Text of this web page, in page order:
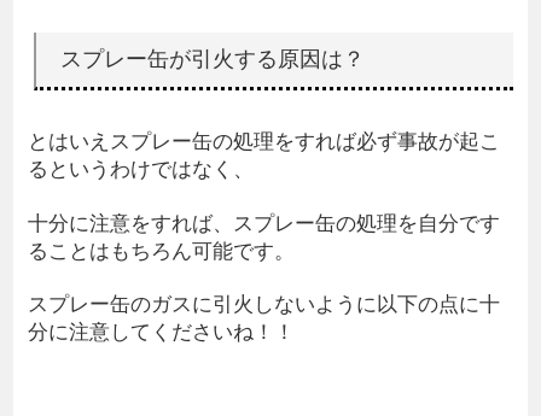
スプレー缶が引火する原因は？
とはいえスプレー缶の処理をすれば必ず事故が起こ
るというわけではなく、
十分に注意をすれば、スプレー缶の処理を自分です
ることはもちろん可能です。
スプレー缶のガスに引火しないように以下の点に十
分に注意してくださいね！！